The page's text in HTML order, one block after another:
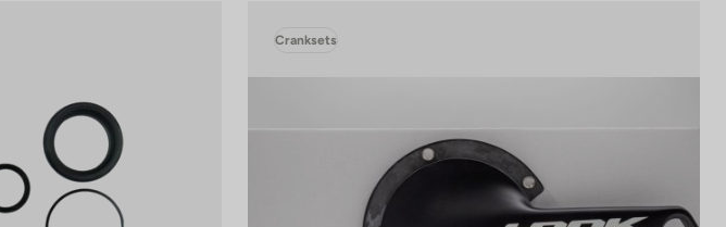
Cranksets